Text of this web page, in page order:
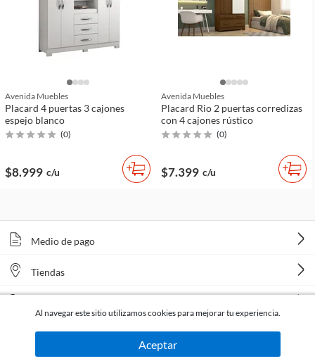
Avenida Muebles
Placard 4 puertas 3 cajones
espejo blanco
(0)
$8.999 c/u
Avenida Muebles
Placard Rio 2 puertas corredizas
con 4 cajones rústico
(0)
$7.399 c/u
Medio de pago
Tiendas
Al navegar este sitio utilizamos cookies para mejorar tu experiencia.
Aceptar